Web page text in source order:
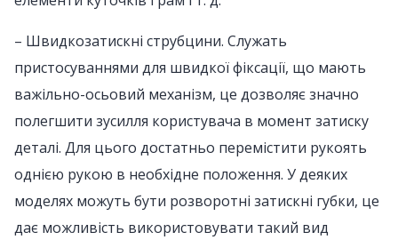
– Швидкозатискні струбцини. Служать
пристосуваннями для швидкої фіксації, що мають
важільно-осьовий механізм, це дозволяє значно
полегшити зусилля користувача в момент затиску
деталі. Для цього достатньо перемістити рукоять
однією рукою в необхідне положення. У деяких
моделях можуть бути розворотні затискні губки, це
дає можливість використовувати такий вид